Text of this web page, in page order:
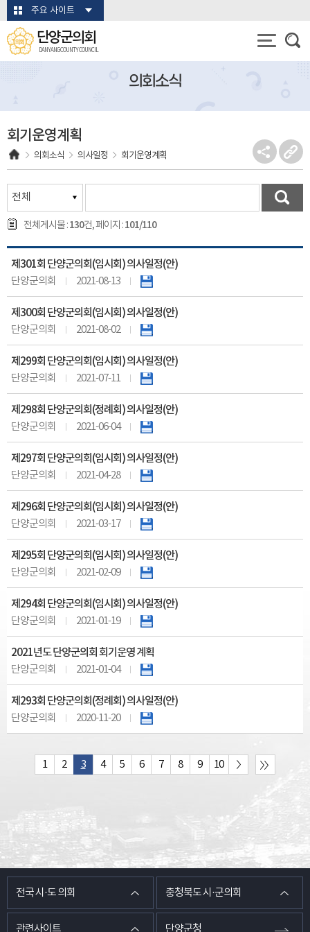
본문바로가기주요 사이트
단양군의회
DANYANG COUNTY COUNCIL
의회소식
회기운영계획
의회소식 의사일정 회기운영계획
전체게시물 :130건, 페이지 :101/110
제301회 단양군의회(임시회) 의사일정(안)
단양군의회 2021-08-13
제300회 단양군의회(임시회) 의사일정(안)
단양군의회 2021-08-02
제299회 단양군의회(임시회) 의사일정(안)
단양군의회 2021-07-11
제298회 단양군의회(정례회) 의사일정(안)
단양군의회 2021-06-04
제297회 단양군의회(임시회) 의사일정(안)
단양군의회 2021-04-28
제296회 단양군의회(임시회) 의사일정(안)
단양군의회 2021-03-17
제295회 단양군의회(임시회) 의사일정(안)
단양군의회 2021-02-09
제294회 단양군의회(임시회) 의사일정(안)
단양군의회 2021-01-19
2021년도 단양군의회 회기운영 계획
단양군의회 2021-01-04
제293회 단양군의회(정례회) 의사일정(안)
단양군의회 2020-11-20
1 2 3 4 5 6 7 8 9 10
전국 시·도 의회 충청북도 시·군의회
관련사이트 단양군청